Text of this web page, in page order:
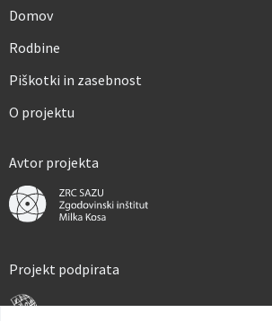
o
v
*
Domov
Rodbine
Piškotki in zasebnost
O projektu
Avtor projekta
Projekt podpirata